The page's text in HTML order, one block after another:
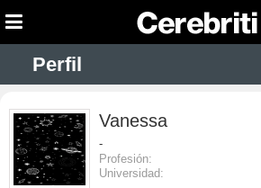
Perfil
Vanessa
-
Profesión:
Universidad: